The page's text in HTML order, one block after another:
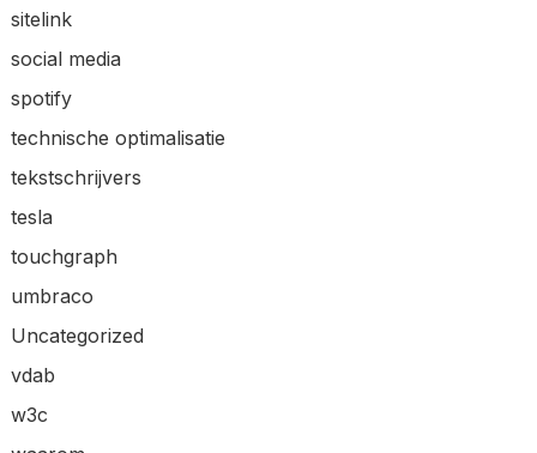
sitelink
social media
spotify
technische optimalisatie
tekstschrijvers
tesla
touchgraph
umbraco
Uncategorized
vdab
w3c